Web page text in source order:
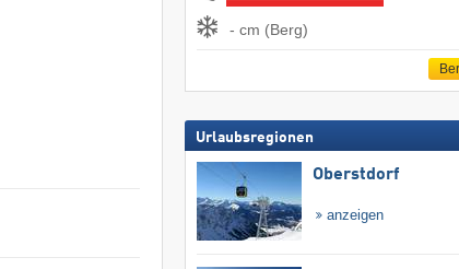
- cm (Berg)
Urlaubsregionen
Oberstdorf
anzeigen